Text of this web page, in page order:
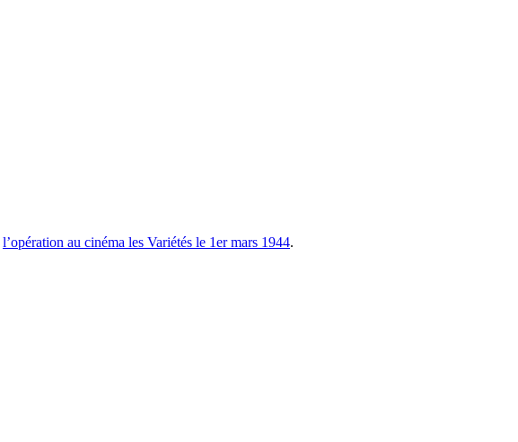
l’opération au cinéma les Variétés le 1er mars 1944.